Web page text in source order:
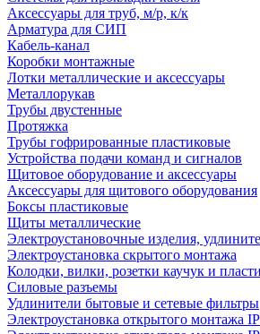
Аксессуары для труб, м/р, к/к
Арматура для СИП
Кабель-канал
Коробки монтажные
Лотки металлические и аксессуары
Металлорукав
Трубы двустенные
Протяжка
Трубы гофрированные пластиковые
Устройства подачи команд и сигналов
Щитовое оборудование и аксессуары
Аксессуары для щитового оборудования
Боксы пластиковые
Щиты металлические
Электроустановочные изделия,
Электроустановка скрытого монтажа
Колодки, вилки, розетки каучук и
Силовые разъемы
Удлинители бытовые и сетевые фильтры
Электроустановка открытого монтажа